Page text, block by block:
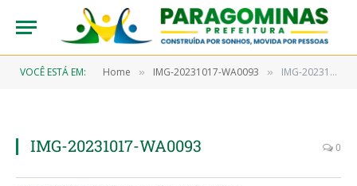
VOCÊ ESTÁ EM: Home » IMG-20231017-WA0093 » IMG-20231017-WA0093
IMG-20231017-WA0093 0